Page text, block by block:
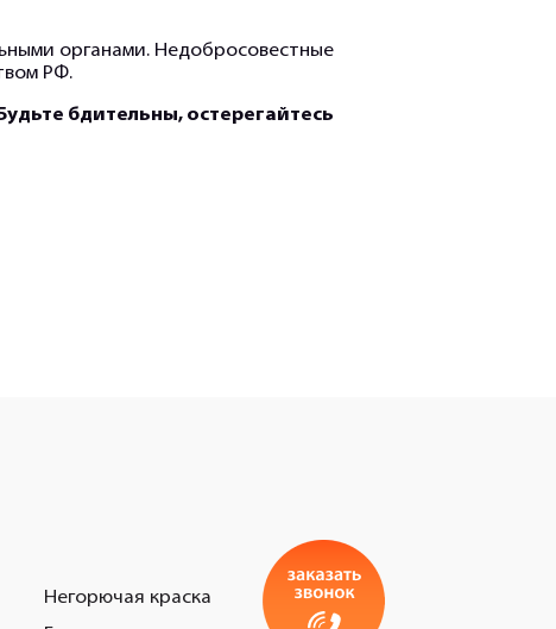
органами. Недобросовестные
РФ.
бдительны, остерегайтесь
Негорючая краска